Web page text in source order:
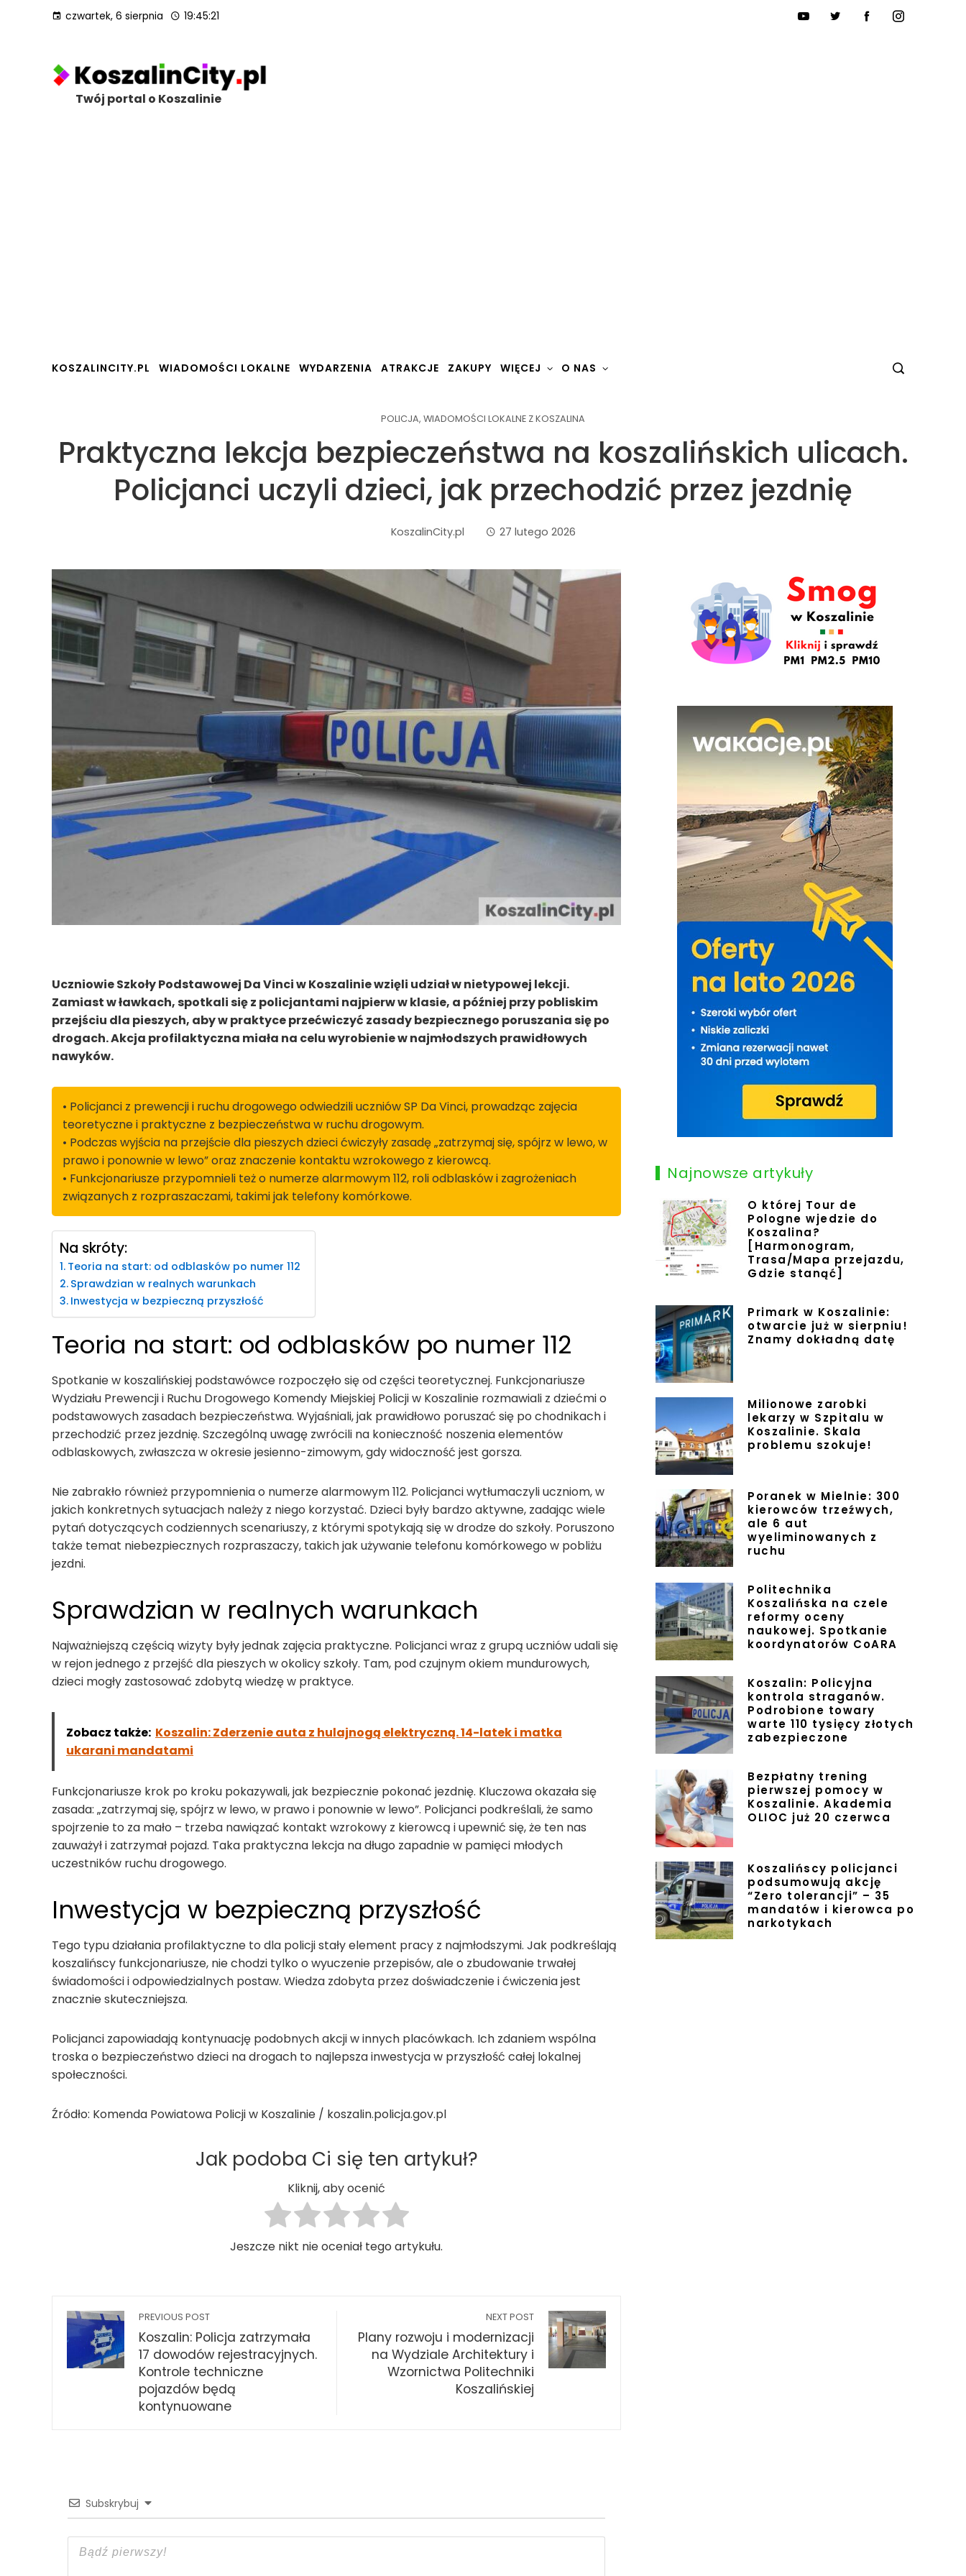
czwartek, 6 sierpnia 19:45:23
Twój portal o Koszalinie
KOSZALINCITY.PL WIADOMOŚCI LOKALNE WYDARZENIA ATRAKCJE ZAKUPY WIĘCEJ O NAS
POLICJA, WIADOMOŚCI LOKALNE Z KOSZALINA
Praktyczna lekcja bezpieczeństwa na koszalińskich ulicach.
Policjanci uczyli dzieci, jak przechodzić przez jezdnię
KoszalinCity.pl 27 lutego 2026
Uczniowie Szkoły Podstawowej Da Vinci w Koszalinie wzięli udział w nietypowej lekcji.
Zamiast w ławkach, spotkali się z policjantami najpierw w klasie, a później przy pobliskim
przejściu dla pieszych, aby w praktyce przećwiczyć zasady bezpiecznego poruszania się po
drogach. Akcja profilaktyczna miała na celu wyrobienie w najmłodszych prawidłowych
nawyków.
• Policjanci z prewencji i ruchu drogowego odwiedzili uczniów SP Da Vinci, prowadząc zajęcia
teoretyczne i praktyczne z bezpieczeństwa w ruchu drogowym.
• Podczas wyjścia na przejście dla pieszych dzieci ćwiczyły zasadę „zatrzymaj się, spójrz w lewo, w
prawo i ponownie w lewo” oraz znaczenie kontaktu wzrokowego z kierowcą.
• Funkcjonariusze przypomnieli też o numerze alarmowym 112, roli odblasków i zagrożeniach
związanych z rozpraszaczami, takimi jak telefony komórkowe.
Na skróty:
Teoria na start: od odblasków po numer 112
Sprawdzian w realnych warunkach
Inwestycja w bezpieczną przyszłość
Teoria na start: od odblasków po numer 112
Spotkanie w koszalińskiej podstawówce rozpoczęło się od części teoretycznej. Funkcjonariusze
Wydziału Prewencji i Ruchu Drogowego Komendy Miejskiej Policji w Koszalinie rozmawiali z dziećmi o
podstawowych zasadach bezpieczeństwa. Wyjaśniali, jak prawidłowo poruszać się po chodnikach i
przechodzić przez jezdnię. Szczególną uwagę zwrócili na konieczność noszenia elementów
odblaskowych, zwłaszcza w okresie jesienno-zimowym, gdy widoczność jest gorsza.
Nie zabrakło również przypomnienia o numerze alarmowym 112. Policjanci wytłumaczyli uczniom, w
jakich konkretnych sytuacjach należy z niego korzystać. Dzieci były bardzo aktywne, zadając wiele
pytań dotyczących codziennych scenariuszy, z którymi spotykają się w drodze do szkoły. Poruszono
także temat niebezpiecznych rozpraszaczy, takich jak używanie telefonu komórkowego w pobliżu
jezdni.
Sprawdzian w realnych warunkach
Najważniejszą częścią wizyty były jednak zajęcia praktyczne. Policjanci wraz z grupą uczniów udali się
w rejon jednego z przejść dla pieszych w okolicy szkoły. Tam, pod czujnym okiem mundurowych,
dzieci mogły zastosować zdobytą wiedzę w praktyce.
Zobacz także: Koszalin: Zderzenie auta z hulajnogą elektryczną. 14-latek i matka
ukarani mandatami
Funkcjonariusze krok po kroku pokazywali, jak bezpiecznie pokonać jezdnię. Kluczowa okazała się
zasada: „zatrzymaj się, spójrz w lewo, w prawo i ponownie w lewo”. Policjanci podkreślali, że samo
spojrzenie to za mało – trzeba nawiązać kontakt wzrokowy z kierowcą i upewnić się, że ten nas
zauważył i zatrzymał pojazd. Taka praktyczna lekcja na długo zapadnie w pamięci młodych
uczestników ruchu drogowego.
Inwestycja w bezpieczną przyszłość
Tego typu działania profilaktyczne to dla policji stały element pracy z najmłodszymi. Jak podkreślają
koszalińscy funkcjonariusze, nie chodzi tylko o wyuczenie przepisów, ale o zbudowanie trwałej
świadomości i odpowiedzialnych postaw. Wiedza zdobyta przez doświadczenie i ćwiczenia jest
znacznie skuteczniejsza.
Policjanci zapowiadają kontynuację podobnych akcji w innych placówkach. Ich zdaniem wspólna
troska o bezpieczeństwo dzieci na drogach to najlepsza inwestycja w przyszłość całej lokalnej
społeczności.
Źródło: Komenda Powiatowa Policji w Koszalinie / koszalin.policja.gov.pl
Jak podoba Ci się ten artykuł?
Kliknij, aby ocenić
Jeszcze nikt nie oceniał tego artykułu.
PREVIOUS POST
Koszalin: Policja zatrzymała
17 dowodów rejestracyjnych.
Kontrole techniczne
pojazdów będą
kontynuowane
NEXT POST
Plany rozwoju i modernizacji
na Wydziale Architektury i
Wzornictwa Politechniki
Koszalińskiej
Subskrybuj
Najnowsze artykuły
O której Tour de
Pologne wjedzie do
Koszalina?
[Harmonogram,
Trasa/Mapa przejazdu,
Gdzie stanąć]
Primark w Koszalinie:
otwarcie już w sierpniu!
Znamy dokładną datę
Milionowe zarobki
lekarzy w Szpitalu w
Koszalinie. Skala
problemu szokuje!
Poranek w Mielnie: 300
kierowców trzeźwych,
ale 6 aut
wyeliminowanych z
ruchu
Politechnika
Koszalińska na czele
reformy oceny
naukowej. Spotkanie
koordynatorów CoARA
Koszalin: Policyjna
kontrola straganów.
Podrobione towary
warte 110 tysięcy złotych
zabezpieczone
Bezpłatny trening
pierwszej pomocy w
Koszalinie. Akademia
OLIOC już 20 czerwca
Koszalińscy policjanci
podsumowują akcję
“Zero tolerancji” – 35
mandatów i kierowca po
narkotykach